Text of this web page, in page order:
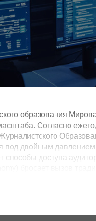
образования
Согласно
под двойным
способы доступа